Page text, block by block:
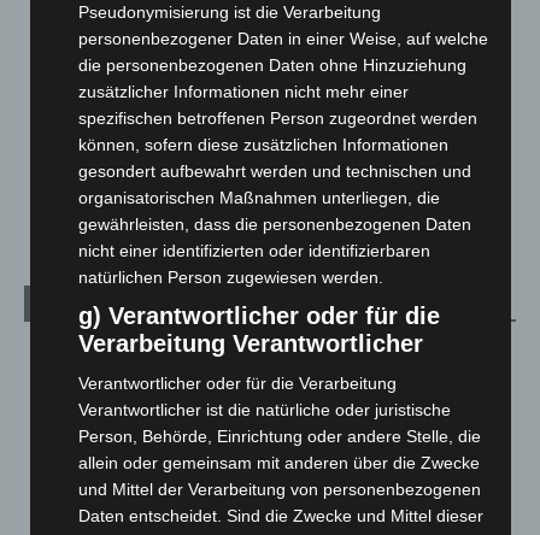
Langenhagen und Ortsteile
Leserbriefe
Menschen
Über uns
Veranstaltungen
1.887
August 2026 (11)
Juli 2026(73)
Juni 2026(139)
Mai 2026(99)
April 2026(99)
Pseudonymisierung ist die Verarbeitung
personenbezogener Daten in einer Weise, auf welche
die personenbezogenen Daten ohne Hinzuziehung
zusätzlicher Informationen nicht mehr einer
spezifischen betroffenen Person zugeordnet werden
können, sofern diese zusätzlichen Informationen
gesondert aufbewahrt werden und technischen und
organisatorischen Maßnahmen unterliegen, die
gewährleisten, dass die personenbezogenen Daten
nicht einer identifizierten oder identifizierbaren
natürlichen Person zugewiesen werden.
g) Verantwortlicher oder für die
Verarbeitung Verantwortlicher
Verantwortlicher oder für die Verarbeitung
Verantwortlicher ist die natürliche oder juristische
Person, Behörde, Einrichtung oder andere Stelle, die
allein oder gemeinsam mit anderen über die Zwecke
und Mittel der Verarbeitung von personenbezogenen
Daten entscheidet. Sind die Zwecke und Mittel dieser